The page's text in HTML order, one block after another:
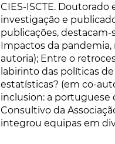
CIES-ISCTE.
investigação e
publicações, destacam-
Impactos da pandemia,
autoria); Entre o
labirinto das políticas
estatísticas? (em co-
inclusion: a portuguese
Consultivo da
integrou equipas em